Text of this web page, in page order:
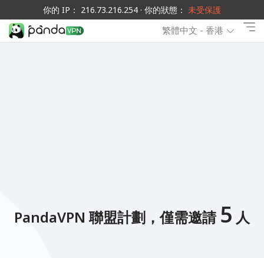
你的 IP： 216.73.216.254 · 你的狀態： 未受保護
繁體中文 - 香港
PandaVPN 聯盟計劃，僅需邀請 5 人